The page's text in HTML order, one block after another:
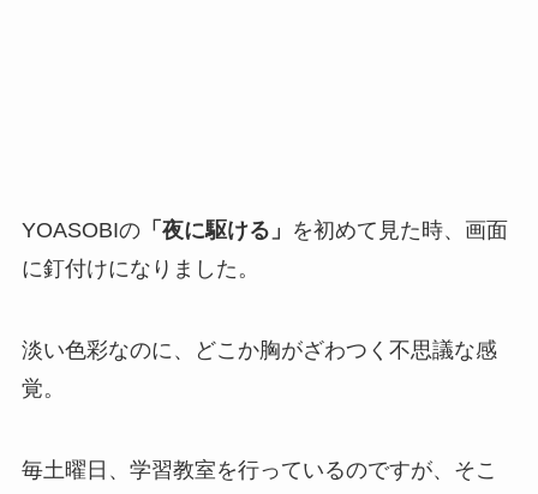
YOASOBIの「夜に駆ける」 を初めて見た時、画面
に釘付けになりました。
淡い色彩なのに、どこか胸がざわつく不思議な感
覚。
毎土曜日、学習教室を行っているのですが、そこ